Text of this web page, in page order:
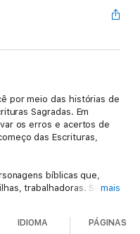
por meio das histórias de
Sagradas. Em
os erros e acertos de
das Escrituras,
bíblicas que,
trabalhadoras. Seusmais
IDIOMA PÁGINAS